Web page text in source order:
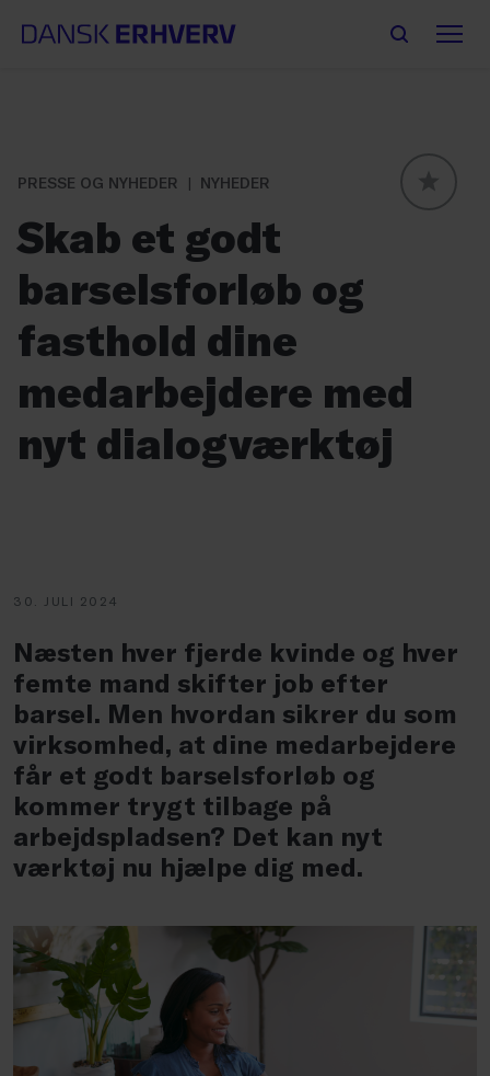
PRESSE OG NYHEDER
NYHEDER
Skab et godt
barselsforløb og
fasthold dine
medarbejdere med
nyt dialogværktøj
30. JULI 2024
Næsten hver fjerde kvinde og hver
femte mand skifter job efter
barsel. Men hvordan sikrer du som
virksomhed, at dine medarbejdere
får et godt barselsforløb og
kommer trygt tilbage på
arbejdspladsen? Det kan nyt
værktøj nu hjælpe dig med.